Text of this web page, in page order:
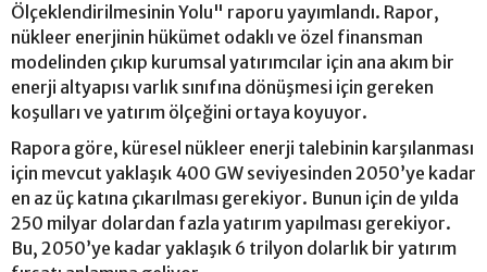
Ölçeklendirilmesinin Yolu" raporu yayımlandı. Rapor,
nükleer enerjinin hükümet odaklı ve özel finansman
modelinden çıkıp kurumsal yatırımcılar için ana akım bir
enerji altyapısı varlık sınıfına dönüşmesi için gereken
koşulları ve yatırım ölçeğini ortaya koyuyor.
Rapora göre, küresel nükleer enerji talebinin karşılanması
için mevcut yaklaşık 400 GW seviyesinden 2050’ye kadar
en az üç katına çıkarılması gerekiyor. Bunun için de yılda
250 milyar dolardan fazla yatırım yapılması gerekiyor.
Bu, 2050’ye kadar yaklaşık 6 trilyon dolarlık bir yatırım